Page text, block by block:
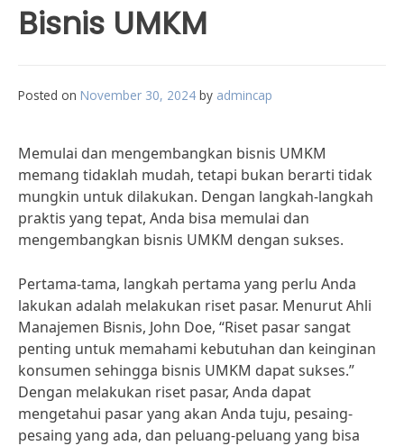
Bisnis UMKM
Posted on November 30, 2024 by admincap
Memulai dan mengembangkan bisnis UMKM
memang tidaklah mudah, tetapi bukan berarti tidak
mungkin untuk dilakukan. Dengan langkah-langkah
praktis yang tepat, Anda bisa memulai dan
mengembangkan bisnis UMKM dengan sukses.
Pertama-tama, langkah pertama yang perlu Anda
lakukan adalah melakukan riset pasar. Menurut Ahli
Manajemen Bisnis, John Doe, “Riset pasar sangat
penting untuk memahami kebutuhan dan keinginan
konsumen sehingga bisnis UMKM dapat sukses.”
Dengan melakukan riset pasar, Anda dapat
mengetahui pasar yang akan Anda tuju, pesaing-
pesaing yang ada, dan peluang-peluang yang bisa